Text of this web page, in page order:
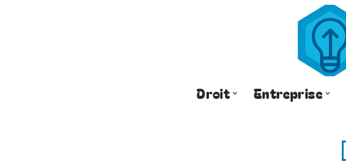
Droit Entreprise